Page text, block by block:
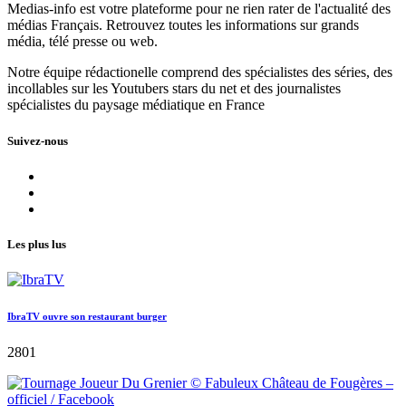
Medias-info est votre plateforme pour ne rien rater de l'actualité des
médias Français. Retrouvez toutes les informations sur grands
média, télé presse ou web.
Notre équipe rédactionelle comprend des spécialistes des séries, des
incollables sur les Youtubers stars du net et des journalistes
spécialistes du paysage médiatique en France
Suivez-nous
Les plus lus
IbraTV ouvre son restaurant burger
2801